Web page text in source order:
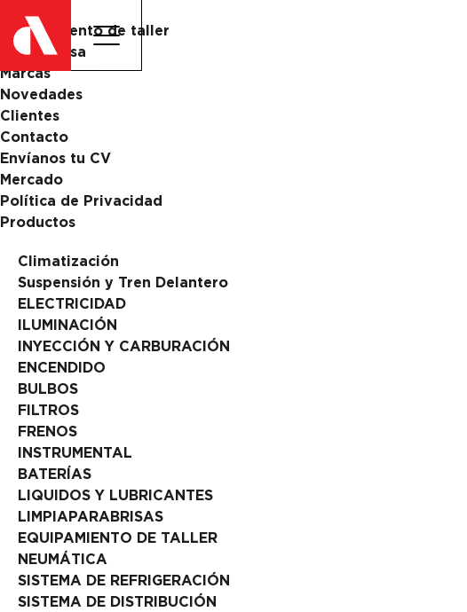
Equipamiento de taller
La Empresa
Marcas
Novedades
Clientes
Contacto
Envíanos tu CV
Mercado
Política de Privacidad
Productos
Climatización
Suspensión y Tren Delantero
ELECTRICIDAD
ILUMINACIÓN
INYECCIÓN Y CARBURACIÓN
ENCENDIDO
BULBOS
FILTROS
FRENOS
INSTRUMENTAL
BATERÍAS
LIQUIDOS Y LUBRICANTES
LIMPIAPARABRISAS
EQUIPAMIENTO DE TALLER
NEUMÁTICA
SISTEMA DE REFRIGERACIÓN
SISTEMA DE DISTRIBUCIÓN